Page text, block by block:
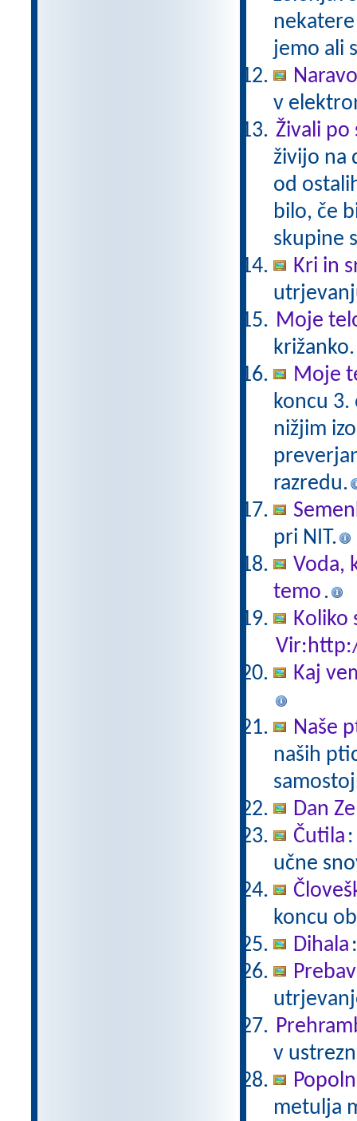
jemo ali
v
Živali po
živijo na
od
bilo, če
skupine
Kri in
Moje
Moje
koncu 3.
nižjim
razredu.
pri NIT.
Voda,
temo.
Koliko
Kaj
Naše
naših
Dan
Čutila
učne
koncu
Dihala
v
metulja